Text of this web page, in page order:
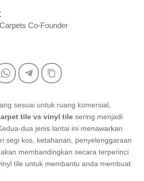
Co-Founder
WhatsAppTelegramCopy Link
sesuai untuk ruang komersial,
tile vs vinyl tile sering menjadi
dua jenis lantai ini menawarkan
segi kos, ketahanan, penyelenggaraan
membandingkan secara terperinci
tile untuk membantu anda membuat